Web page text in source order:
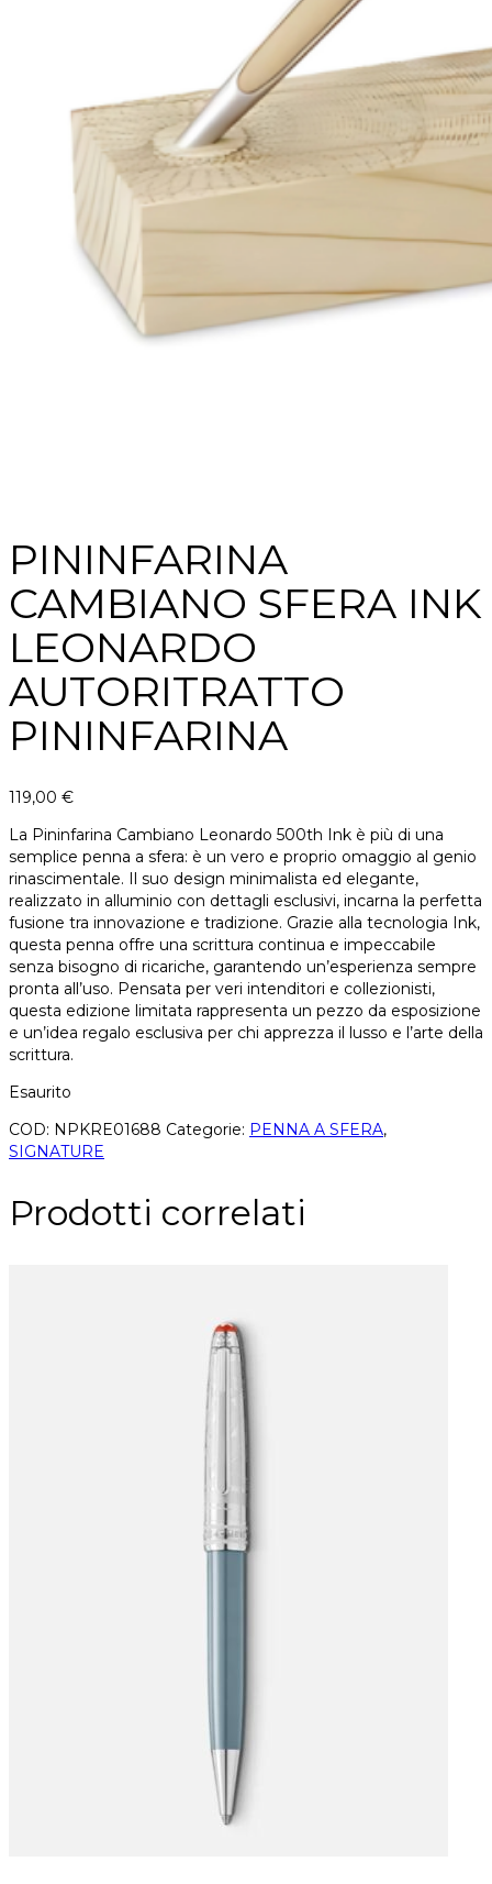
PININFARINA
CAMBIANO SFERA INK
LEONARDO
AUTORITRATTO
PININFARINA
119,00 €
La Pininfarina Cambiano Leonardo 500th Ink è più di una
semplice penna a sfera: è un vero e proprio omaggio al genio
rinascimentale. Il suo design minimalista ed elegante,
realizzato in alluminio con dettagli esclusivi, incarna la perfetta
fusione tra innovazione e tradizione. Grazie alla tecnologia Ink,
questa penna offre una scrittura continua e impeccabile
senza bisogno di ricariche, garantendo un’esperienza sempre
pronta all’uso. Pensata per veri intenditori e collezionisti,
questa edizione limitata rappresenta un pezzo da esposizione
e un’idea regalo esclusiva per chi apprezza il lusso e l’arte della
scrittura.
Esaurito
COD: NPKRE01688 Categorie: PENNA A SFERA,
SIGNATURE
Prodotti correlati